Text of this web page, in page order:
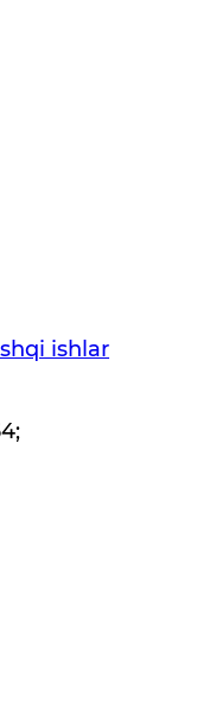
ishlаr
;